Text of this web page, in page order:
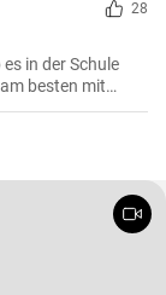
28
in der Schule
besten mit
ist sehr
lohnt .